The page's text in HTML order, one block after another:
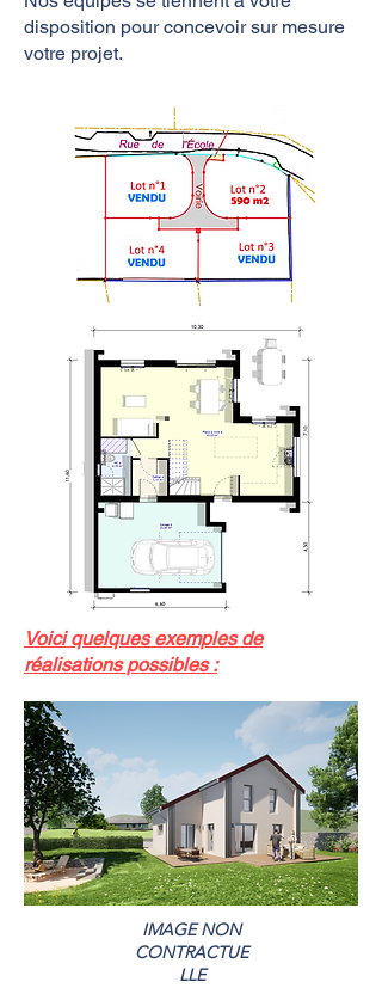
disposition pour concevoir sur mesure
votre projet.
Voici quelques exemples de
réalisations possibles :
IMAGE NON
CONTRACTUE
LLE